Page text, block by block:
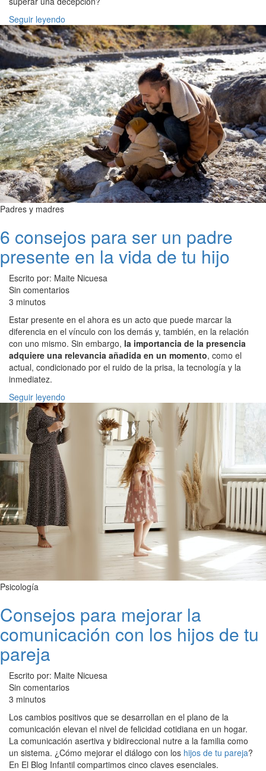
Seguir leyendo
Padres y madres
6 consejos para ser un padre
presente en la vida de tu hijo
Escrito por: Maite Nicuesa
Sin comentarios
3 minutos
Estar presente en el ahora es un acto que puede marcar la
diferencia en el vínculo con los demás y, también, en la relación
con uno mismo. Sin embargo, la importancia de la presencia
adquiere una relevancia añadida en un momento, como el
actual, condicionado por el ruido de la prisa, la tecnología y la
inmediatez.
Seguir leyendo
Psicología
Consejos para mejorar la
comunicación con los hijos de tu
pareja
Escrito por: Maite Nicuesa
Sin comentarios
3 minutos
Los cambios positivos que se desarrollan en el plano de la
comunicación elevan el nivel de felicidad cotidiana en un hogar.
La comunicación asertiva y bidireccional nutre a la familia como
un sistema. ¿Cómo mejorar el diálogo con los hijos de tu pareja?
En El Blog Infantil compartimos cinco claves esenciales.